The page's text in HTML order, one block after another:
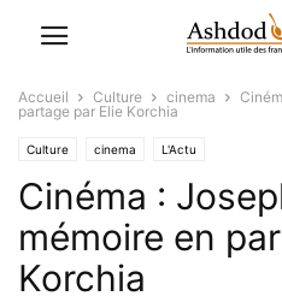
Accueil Culture cinema
partage par Elie Korchia
Culture cinema L'Actu
Cinéma :
mémoire en
Korchia